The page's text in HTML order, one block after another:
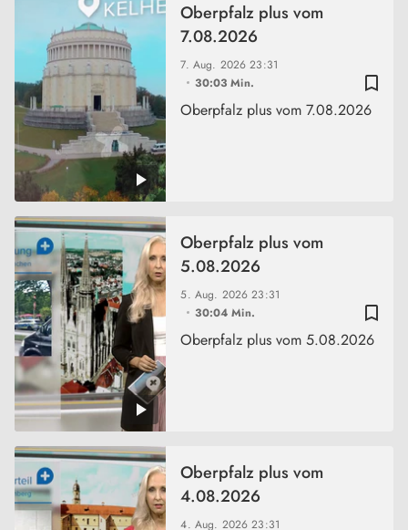
bookmark_border
7. Aug. 202623:31
30:03 Min.
Oberpfalz plus vom
7.08.2026
Oberpfalz plus vom 7.08.2026
bookmark_border
5. Aug. 202623:31
30:04 Min.
Oberpfalz plus vom
5.08.2026
Oberpfalz plus vom 5.08.2026
4. Aug. 202623:31
Oberpfalz plus vom
4.08.2026